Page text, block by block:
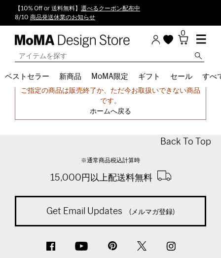
【10% Off or 送料無料】 選べるクーポン配布中
8/10 商品発送休業のお知らせ
0
ベストセラー 新商品 MoMA限定 ギフト セール すべ
申し訳ございません。
ご指定の商品は販売終了か、ただ今お取扱いできない商品
です。
ホームへ戻る
Back To Top
※通常商品税込計算時
15,000円以上配送料無料
Get Email Updates (メルマガ登録)